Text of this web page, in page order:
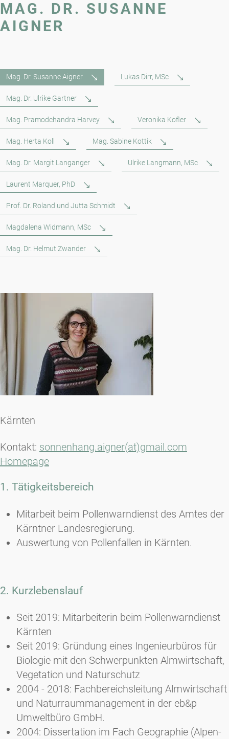
MAG. DR. SUSANNE
AIGNER
Mag. Dr. Susanne Aigner Lukas Dirr, MSc
Mag. Dr. Ulrike Gartner
Mag. Pramodchandra Harvey Veronika Kofler
Mag. Herta Koll Mag. Sabine Kottik
Mag. Dr. Margit Langanger Ulrike Langmann, MSc
Laurent Marquer, PhD
Prof. Dr. Roland und Jutta Schmidt
Magdalena Widmann, MSc
Mag. Dr. Helmut Zwander
Kärnten
Kontakt: sonnenhang.aigner(at)gmail.com
Homepage
1. Tätigkeitsbereich
Mitarbeit beim Pollenwarndienst des Amtes der
Kärntner Landesregierung.
Auswertung von Pollenfallen in Kärnten.
2. Kurzlebenslauf
Seit 2019: Mitarbeiterin beim Pollenwarndienst
Kärnten
Seit 2019: Gründung eines Ingenieurbüros für
Biologie mit den Schwerpunkten Almwirtschaft,
Vegetation und Naturschutz
2004 - 2018: Fachbereichsleitung Almwirtschaft
und Naturraummanagement in der eb&p
Umweltbüro GmbH.
2004: Dissertation im Fach Geographie (Alpen-